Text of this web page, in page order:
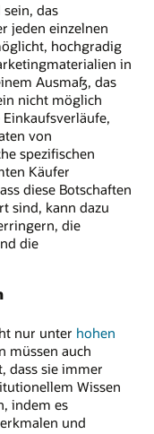
das
jeden einzelnen
hochgradig
in
Ausmaß, das
nicht möglich
von
spezifischen
Käufer
diese Botschaften
sind, kann dazu
die
die
nur unter hohen
müssen auch
dass sie immer
Wissen
indem es
und